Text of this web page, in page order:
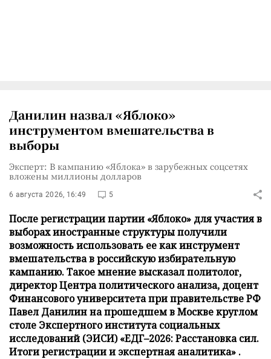
Данилин назвал «Яблоко»
инструментом вмешательства в
выборы
Эксперт: В кампанию «Яблока» в зарубежных соцсетях
вложены миллионы долларов
6 августа 2026, 16:49 5
После регистрации партии «Яблоко» для участия в
выборах иностранные структуры получили
возможность использовать ее как инструмент
вмешательства в российскую избирательную
кампанию. Такое мнение высказал политолог,
директор Центра политического анализа, доцент
Финансового университета при правительстве РФ
Павел Данилин на прошедшем в Москве круглом
столе Экспертного института социальных
исследований (ЭИСИ) «ЕДГ–2026: Расстановка сил.
Итоги регистрации и экспертная аналитика» .